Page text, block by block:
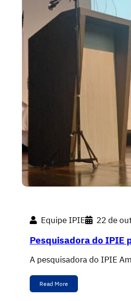
Equipe IPIE 22 de
Pesquisadora do IPIE
A pesquisadora do IPIE
Read More